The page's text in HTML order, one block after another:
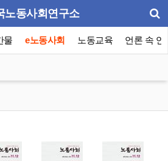
노동사회연구소
물 e노동사회 노동교육 언론 속 연